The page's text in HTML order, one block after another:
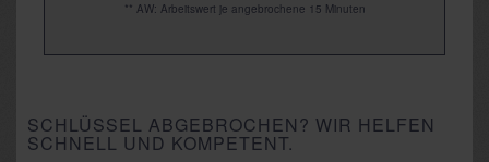
** AW: Arbeitswert je angebrochene 15 Minuten
SCHLÜSSEL ABGEBROCHEN? WIR HELFEN
SCHNELL UND KOMPETENT.